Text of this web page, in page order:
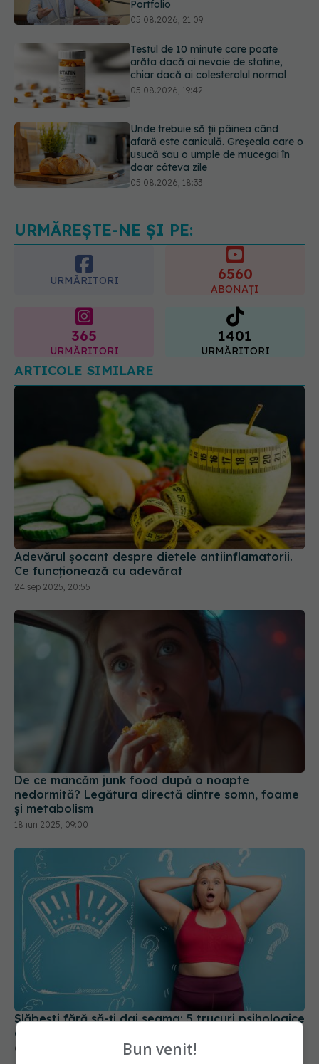
Testul de 10 minute care poate
arăta dacă ai nevoie de statine,
05.08.2026, 19:42
Unde trebuie să ții pâinea când
doar câteva zile
05.08.2026, 18:33
Adevărul despre tratamentul cu
doze mari de Vitamina D în cancerul
URMĂREȘTE-NE ȘI PE:
URMĂRITORI 6560
ABONAȚI
365
URMĂRITORI
1401
URMĂRITORI
ARTICOLE SIMILARE
Adevărul șocant despre dietele antiinflamatorii.
Ce funcționează cu adevărat
24 sep 2025, 20:55
De ce mâncăm junk food după o noapte
nedormită? Legătura directă dintre somn, foame
și metabolism
18 iun 2025, 09:00
Slăbești fără să-ți dai seama: 5 trucuri psihologice
care păcălesc creierul
01 iun 2025, 16:40 Bun venit!